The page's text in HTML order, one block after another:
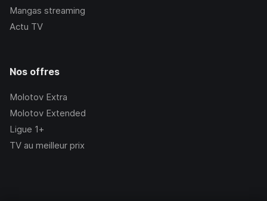
Mangas streaming
Actu TV
Nos offres
Molotov Extra
Molotov Extended
Ligue 1+
TV au meilleur prix